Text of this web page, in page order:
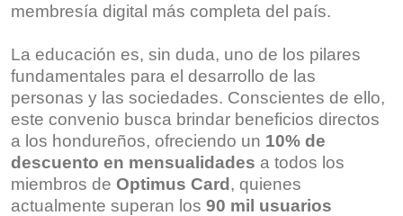
membresía digital más completa del país.
La educación es, sin duda, uno de los pilares
fundamentales para el desarrollo de las
personas y las sociedades. Conscientes de ello,
este convenio busca brindar beneficios directos
a los hondureños, ofreciendo un 10% de
descuento en mensualidades a todos los
miembros de Optimus Card, quienes
actualmente superan los 90 mil usuarios